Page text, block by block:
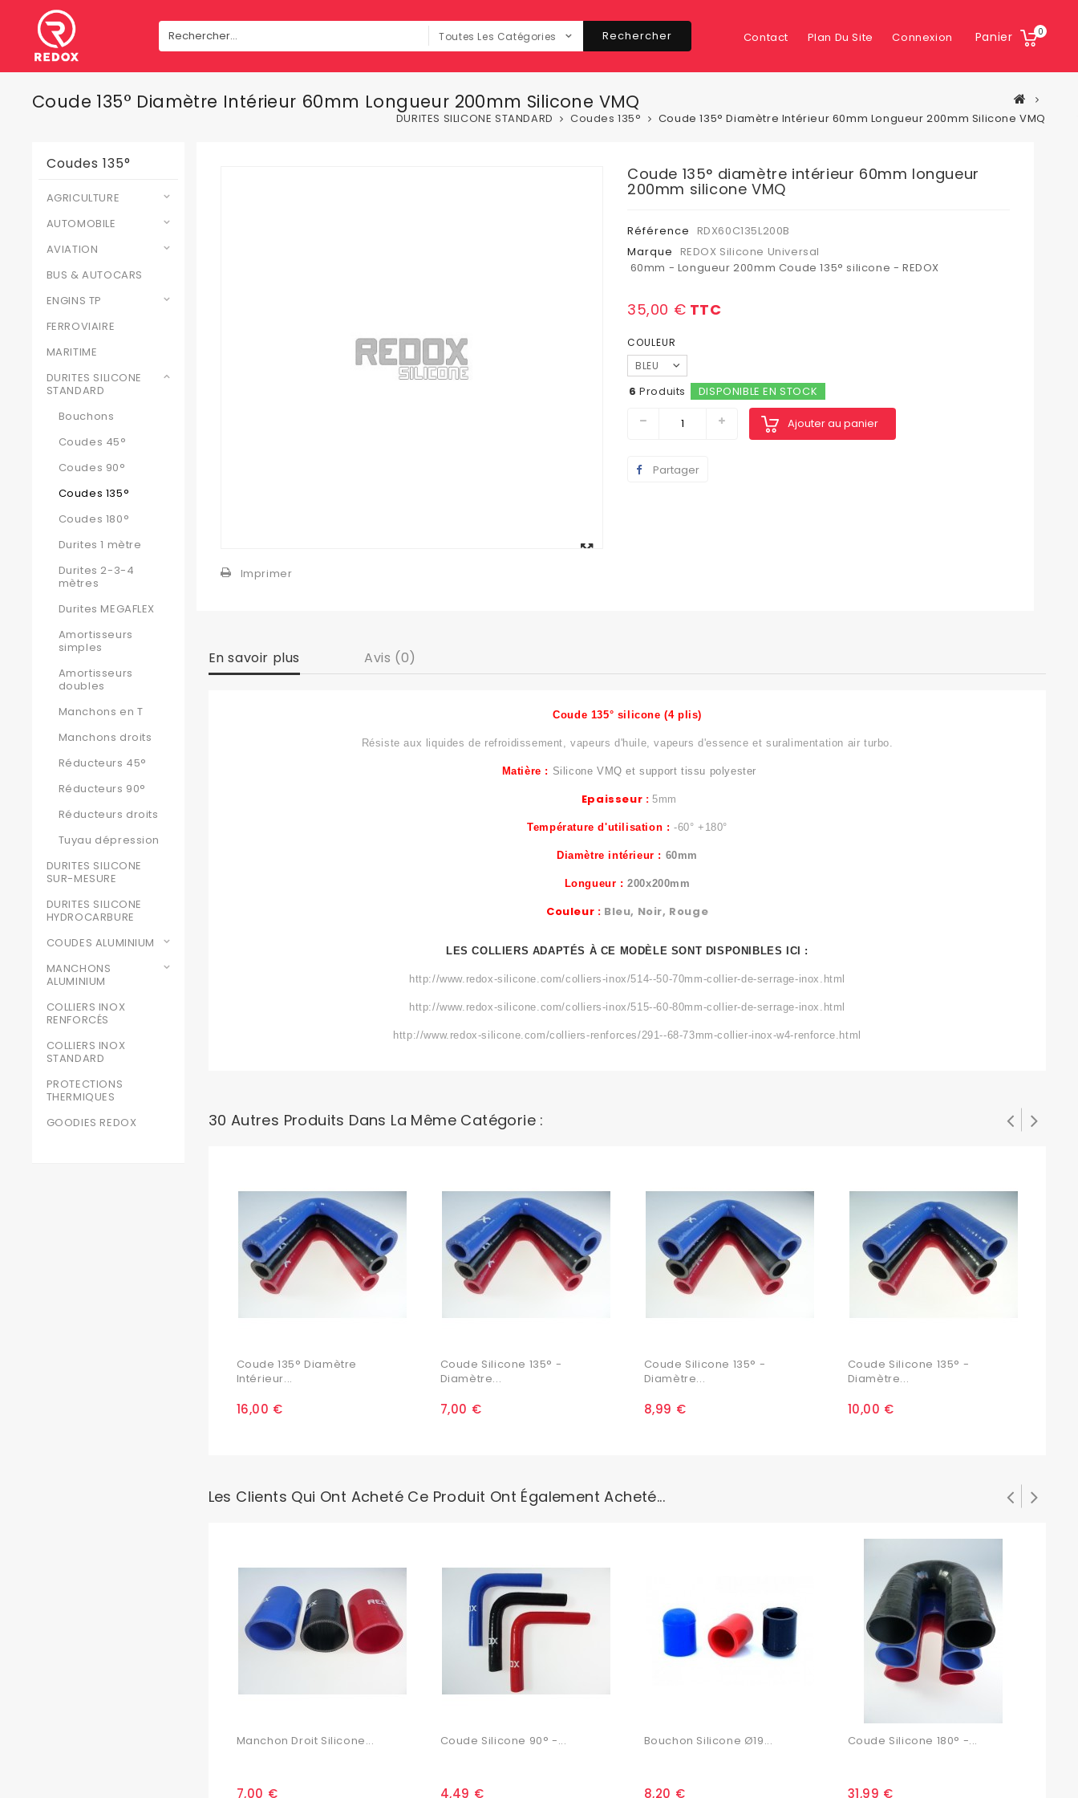
Panier 0
Contact Plan Du Site Connexion
Toutes Les Catégories Rechercher
Coude 135° Diamètre Intérieur 60mm Longueur 200mm Silicone VMQ
DURITES SILICONE STANDARD Coudes 135° Coude 135° Diamètre Intérieur 60mm Longueur 200mm Silicone VMQ
Coudes 135°
AGRICULTURE
AUTOMOBILE
AVIATION
BUS & AUTOCARS
ENGINS TP
FERROVIAIRE
MARITIME
DURITES SILICONE
STANDARD
Bouchons
Coudes 45°
Coudes 90°
Coudes 135°
Coudes 180°
Durites 1 mètre
Durites 2-3-4
mètres
Durites MEGAFLEX
Amortisseurs
simples
Amortisseurs
doubles
Manchons en T
Manchons droits
Réducteurs 45°
Réducteurs 90°
Réducteurs droits
Tuyau dépression
DURITES SILICONE
SUR-MESURE
DURITES SILICONE
HYDROCARBURE
COUDES ALUMINIUM
MANCHONS
ALUMINIUM
COLLIERS INOX
RENFORCÉS
COLLIERS INOX
STANDARD
PROTECTIONS
THERMIQUES
GOODIES REDOX
Imprimer
Coude 135° diamètre intérieur 60mm longueur
200mm silicone VMQ
Référence
RDX60C135L200B
Marque
REDOX Silicone Universal
60mm - Longueur 200mm Coude 135° silicone - REDOX
35,00 € TTC
COULEUR
BLEU
6 Produits DISPONIBLE EN STOCK
Ajouter au panier
Partager
En savoir plus Avis (0)
Coude 135° silicone (4 plis)
Résiste aux liquides de refroidissement, vapeurs d'huile, vapeurs d'essence et suralimentation air turbo.
Matière : Silicone VMQ et support tissu polyester
Epaisseur :5mm
Température d'utilisation : -60° +180°
Diamètre intérieur : 60mm
Longueur : 200x200mm
Couleur : Bleu, Noir, Rouge
LES COLLIERS ADAPTÉS À CE MODÈLE SONT DISPONIBLES ICI :
http://www.redox-silicone.com/colliers-inox/514--50-70mm-collier-de-serrage-inox.html
http://www.redox-silicone.com/colliers-inox/515--60-80mm-collier-de-serrage-inox.html
http://www.redox-silicone.com/colliers-renforces/291--68-73mm-collier-inox-w4-renforce.html
30 Autres Produits Dans La Même Catégorie :
Coude 135° Diamètre
Intérieur...
16,00 €
Coude Silicone 135° -
Diamètre...
7,00 €
Coude Silicone 135° -
Diamètre...
8,99 €
Coude Silicone 135° -
Diamètre...
10,00 €
Les Clients Qui Ont Acheté Ce Produit Ont Également Acheté...
Manchon Droit Silicone...
7,00 €
Coude Silicone 90° -...
4,49 €
Bouchon Silicone Ø19...
8,20 €
Coude Silicone 180° -...
31,99 €